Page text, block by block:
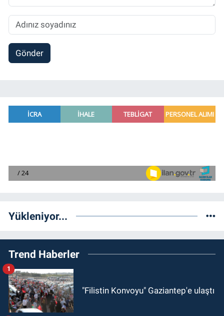
Gönder
Yükleniyor...
Trend Haberler
"Filistin Konvoyu" Gaziantep'e ulaştı
1